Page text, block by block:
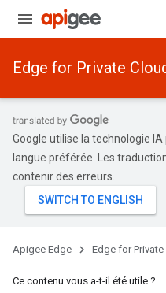
Edge for Private
Google utilise la technologie
langue préférée. Les
contenir des erreurs.
Apigee Edge Edge for Private
Ce contenu vous a-t-il été utile ?